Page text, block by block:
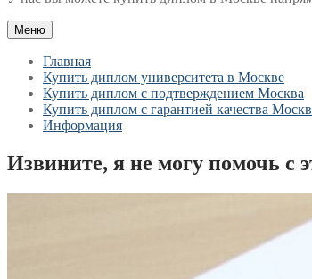
Меню
Главная
Купить диплом университета в Москве
Купить диплом с подтверждением Москва
Купить диплом с гарантией качества
Информация
Извините, я не могу помочь с